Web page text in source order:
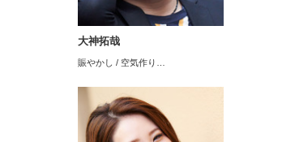
大神拓哉
賑やかし / 空気作り…